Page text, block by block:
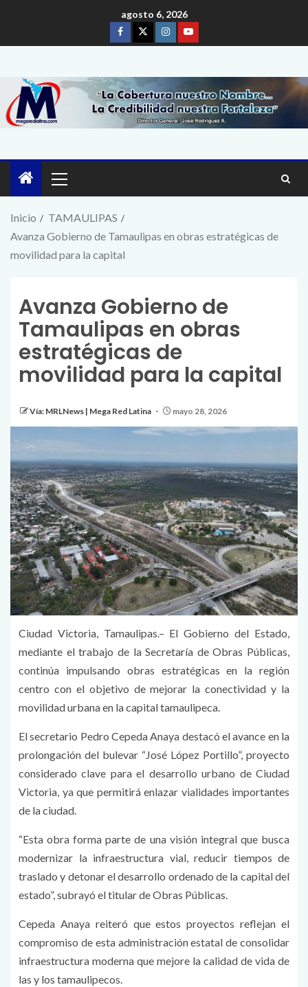
agosto 6, 2026
Inicio
TAMAULIPAS
Avanza Gobierno de Tamaulipas en obras estratégicas de
movilidad para la capital
Avanza Gobierno de
Tamaulipas en obras
estratégicas de
movilidad para la capital
Vía: MRLNews | Mega Red Latina mayo 28, 2026
Ciudad Victoria, Tamaulipas.– El Gobierno del Estado,
mediante el trabajo de la Secretaría de Obras Públicas,
continúa impulsando obras estratégicas en la región
centro con el objetivo de mejorar la conectividad y la
movilidad urbana en la capital tamaulipeca.
El secretario Pedro Cepeda Anaya destacó el avance en la
prolongación del bulevar “José López Portillo”, proyecto
considerado clave para el desarrollo urbano de Ciudad
Victoria, ya que permitirá enlazar vialidades importantes
de la ciudad.
“Esta obra forma parte de una visión integral que busca
modernizar la infraestructura vial, reducir tiempos de
traslado y detonar el desarrollo ordenado de la capital del
estado”, subrayó el titular de Obras Públicas.
Cepeda Anaya reiteró que estos proyectos reflejan el
compromiso de esta administración estatal de consolidar
infraestructura moderna que mejore la calidad de vida de
las y los tamaulipecos.